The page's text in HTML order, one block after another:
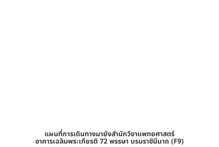
แผนที่การเดินทางมายังสำนักวิชาแพทยศาสตร์
อาคารเฉลิมพระเกียรติ 72 พรรษา บรมราชินีนาถ (F9)